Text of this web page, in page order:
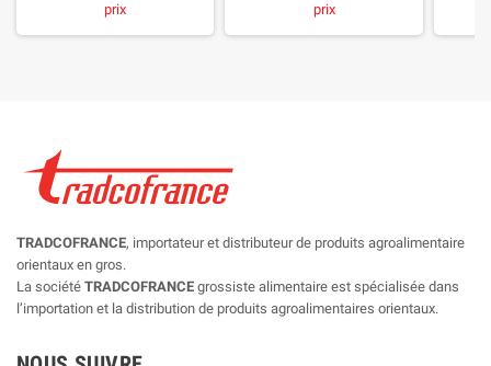
prix
prix
TRADCOFRANCE, importateur et distributeur de produits agroalimentaire
orientaux en gros.
La société TRADCOFRANCE grossiste alimentaire est spécialisée dans
l’importation et la distribution de produits agroalimentaires orientaux.